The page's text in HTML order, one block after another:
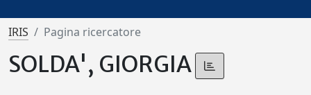
IRIS Pagina ricercatore
SOLDA', GIORGIA